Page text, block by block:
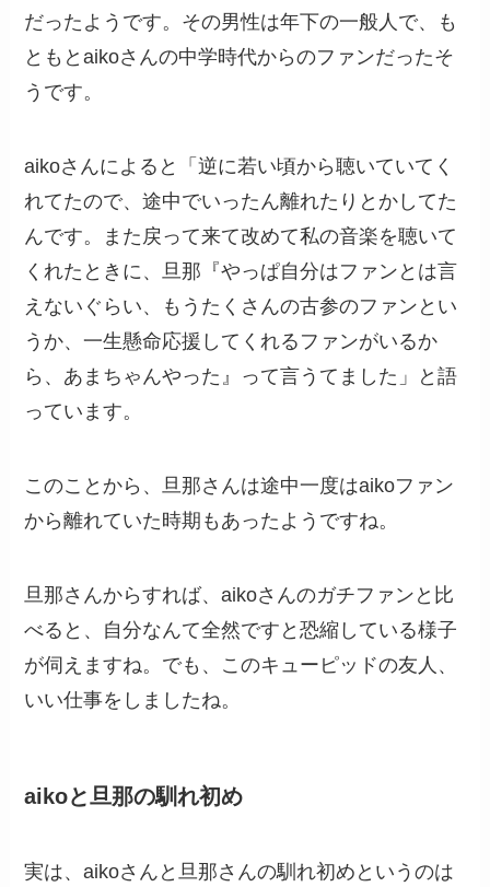
だったようです。その男性は年下の一般人で、も
ともとaikoさんの中学時代からのファンだったそ
うです。
aikoさんによると「逆に若い頃から聴いていてく
れてたので、途中でいったん離れたりとかしてた
んです。また戻って来て改めて私の音楽を聴いて
くれたときに、旦那『やっぱ自分はファンとは言
えないぐらい、もうたくさんの古参のファンとい
うか、一生懸命応援してくれるファンがいるか
ら、あまちゃんやった』って言うてました」と語
っています。
このことから、旦那さんは途中一度はaikoファン
から離れていた時期もあったようですね。
旦那さんからすれば、aikoさんのガチファンと比
べると、自分なんて全然ですと恐縮している様子
が伺えますね。でも、このキューピッドの友人、
いい仕事をしましたね。
aikoと旦那の馴れ初め
実は、aikoさんと旦那さんの馴れ初めというのは